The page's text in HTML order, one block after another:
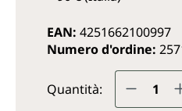
EAN: 4251662100997
Numero d'ordine:
Quantità: